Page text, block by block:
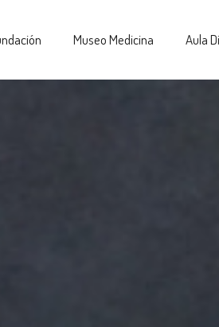
Museo Medicina Aula